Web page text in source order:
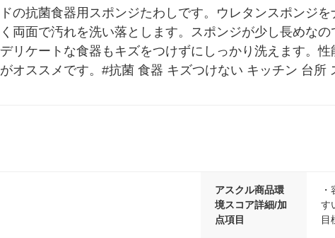
の抗菌食器用スポンジたわしです。ウレタンスポンジ
両面で汚れを洗い落とします。スポンジが少し長めな
リケートな食器もキズをつけずにしっかり洗えます。
オススメです。#抗菌 食器 キズつけない キッチン 台所
アスクル商品環
境スコア詳細/加
点項目
す
目